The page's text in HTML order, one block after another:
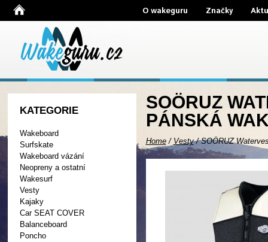
O wakeguru Značky
KATEGORIE
Wakeboard
Surfskate
Wakeboard vázání
Neopreny a ostatní
Wakesurf
Vesty
Kajaky
Car SEAT COVER
Balanceboard
Poncho
SOÖRUZ
PÁNSKÁ
Home/ Vesty/SOÖRUZ